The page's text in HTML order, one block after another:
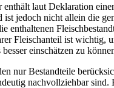
enthält laut Deklaration
ist jedoch nicht allein die
enthaltenen
Fleischanteil ist wichtig,
einschätzen zu
nur Bestandteile
nachvollziehbar sind.